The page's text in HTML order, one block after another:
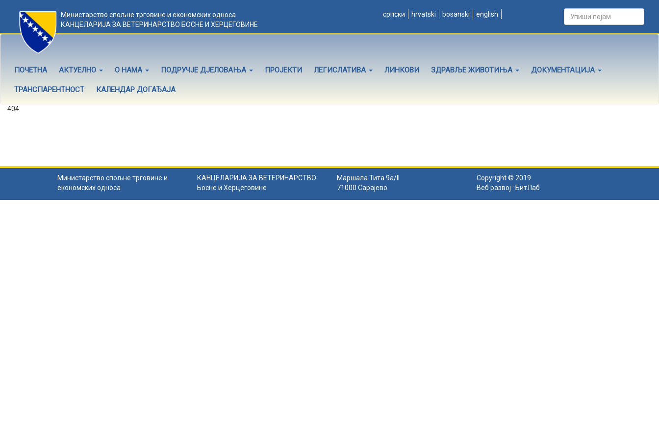
Министарство спољне трговине и економских односа
КАНЦЕЛАРИЈА ЗА ВЕТЕРИНАРСТВО БОСНЕ И ХЕРЦЕГОВИНЕ
српски hrvatski bosanski english
ПОЧЕТНА АКТУЕЛНО О НАМА ПОДРУЧЈЕ ДЈЕЛОВАЊА ПРОЈЕКТИ ЛЕГИСЛАТИВА ЛИНКОВИ ЗДРАВЉЕ ЖИВОТИЊА ДОКУМЕНТАЦИЈА
ТРАНСПАРЕНТНОСТ КАЛЕНДАР ДОГАЂАЈА
404
Министарство спољне трговине и
економских односа
КАНЦЕЛАРИЈА ЗА ВЕТЕРИНАРСТВО
Босне и Херцеговине
Маршала Тита 9а/II
71000 Сарајево
Copyright © 2019
Веб развој : БитЛаб